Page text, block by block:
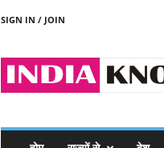
SIGN IN / JOIN